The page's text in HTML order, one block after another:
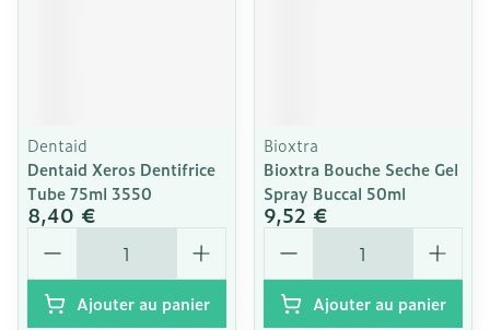
Dentaid
Dentaid Xeros Dentifrice
Tube 75ml 3550
8,40 €
Quantité
Ajouter au panier
Bioxtra
Bioxtra Bouche Seche Gel
Spray Buccal 50ml
9,52 €
Quantité
Ajouter au panier